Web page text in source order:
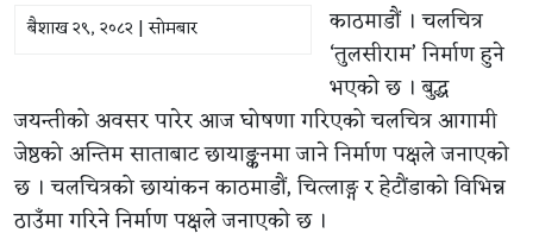
बैशाख २९, २०८२ | सोमबार
काठमाडाैं । चलचित्र
‘तुलसीराम’ निर्माण हुने
भएकाे छ । बुद्ध
जयन्तीको अवसर पारेर आज घोषणा गरिएको चलचित्र आगामी
जेष्ठको अन्तिम साताबाट छायाङ्कनमा जाने निर्माण पक्षले जनाएकाे
छ । चलचित्रको छायांकन काठमाडाैं, चित्लाङ्ग र हेटौंडाको विभिन्न
ठाउँमा गरिने निर्माण पक्षले जनाएकाे छ ।